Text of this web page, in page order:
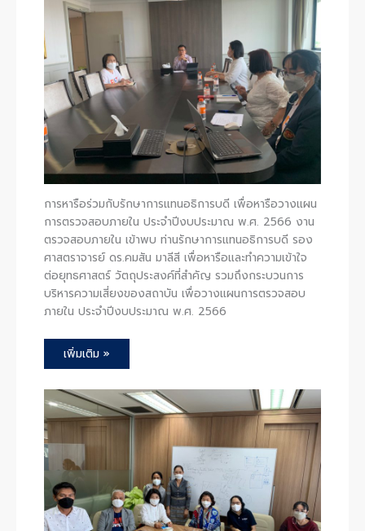
การหารือร่วมกับรักษาการแทนอธิการบดี เพื่อหารือวางแผน
การตรวจสอบภายใน ประจำปีงบประมาณ พ.ศ. 2566 งาน
ตรวจสอบภายใน เข้าพบ ท่านรักษาการแทนอธิการบดี รอง
ศาสตราจารย์ ดร.คมสัน มาลีสี เพื่อหารือและทำความเข้าใจ
ต่อยุทธศาสตร์ วัตถุประสงค์ที่สำคัญ รวมถึงกระบวนการ
บริหารความเสี่ยงของสถาบัน เพื่อวางแผนการตรวจสอบ
ภายใน ประจำปีงบประมาณ พ.ศ. 2566
เพิ่มเติม »